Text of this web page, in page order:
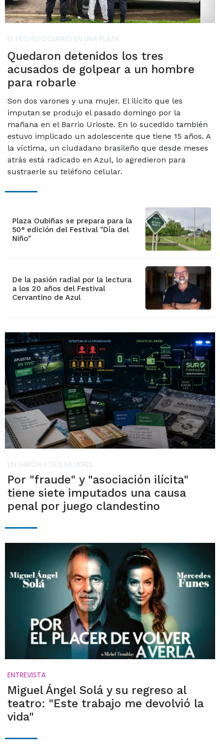
EL HECHO OCURRIÓ EN UNA PLAZA
Quedaron detenidos los tres
acusados de golpear a un hombre
para robarle
Son dos varones y una mujer. El ilícito que les
imputan se produjo el pasado domingo por la
mañana en el Barrio Urioste. En lo sucedido también
estuvo implicado un adolescente que tiene 15 años. A
la víctima, un ciudadano brasileño que desde meses
atrás está radicado en Azul, lo agredieron para
sustraerle su teléfono celular.
Plaza Oubiñas se prepara para la
50° edición del Festival "Día del
Niño"
De la pasión radial por la lectura
a los 20 años del Festival
Cervantino de Azul
UN VARÓN Y SEIS MUJERES
Por "fraude" y "asociación ilícita"
tiene siete imputados una causa
penal por juego clandestino
ENTREVISTA
Miguel Ángel Solá y su regreso al
teatro: "Este trabajo me devolvió la
vida"